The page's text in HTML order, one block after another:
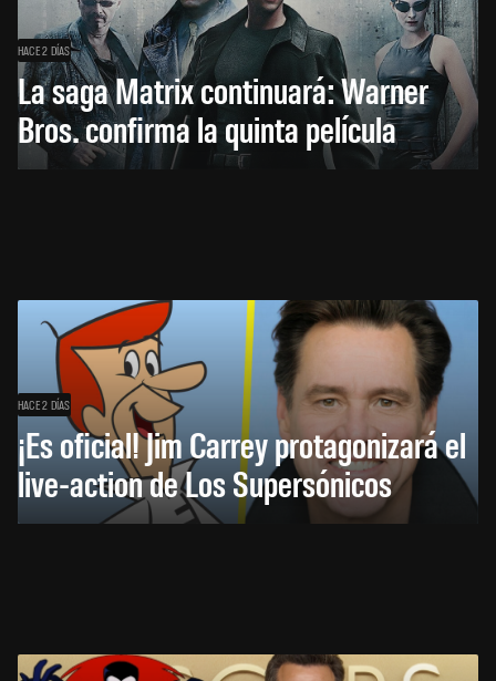
HACE 2 DÍAS
La saga Matrix continuará: Warner
Bros. confirma la quinta película
HACE 2 DÍAS
¡Es oficial! Jim Carrey protagonizará el
live-action de Los Supersónicos